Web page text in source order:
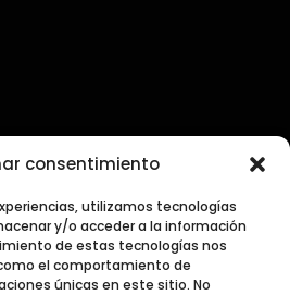
consentimiento
utilizamos tecnologías
y/o acceder a la información
de estas tecnologías nos
el comportamiento de
únicas en este sitio. No